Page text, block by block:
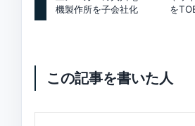
機製作所を子会社化
を
この記事を書いた人